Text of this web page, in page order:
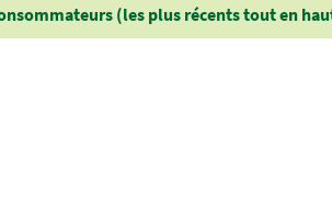
(les plus récents tout en